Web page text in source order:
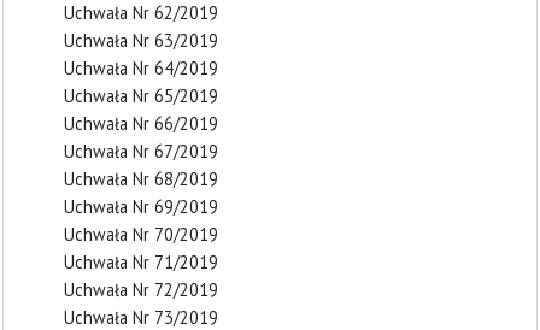
Uchwała Nr 62/2019
Uchwała Nr 63/2019
Uchwała Nr 64/2019
Uchwała Nr 65/2019
Uchwała Nr 66/2019
Uchwała Nr 67/2019
Uchwała Nr 68/2019
Uchwała Nr 69/2019
Uchwała Nr 70/2019
Uchwała Nr 71/2019
Uchwała Nr 72/2019
Uchwała Nr 73/2019